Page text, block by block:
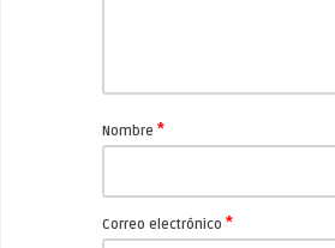
Nombre *
Correo electrónico *